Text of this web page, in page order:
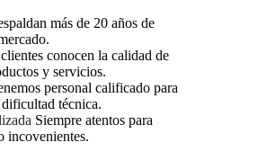
más de 20 años de
conocen la calidad de
y servicios.
personal calificado para
técnica.
Siempre atentos para
incovenientes.